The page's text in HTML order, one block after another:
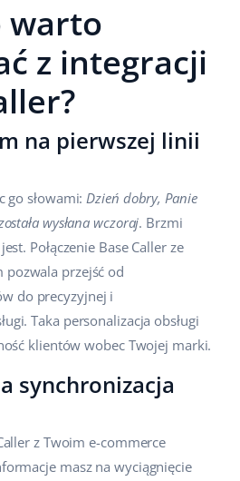
warto
z integracji
na pierwszej linii
go słowami:Dzień dobry, Panie
wysłana wczoraj. Brzmi
Połączenie Base Caller ze
przejść od
do precyzyjnej i
Taka personalizacja obsługi
klientów wobec Twojej marki.
synchronizacja
z Twoim e-commerce
masz na wyciągnięcie